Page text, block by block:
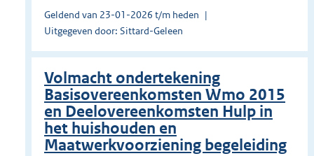
Geldend van 23-01-2026 t/m heden
Uitgegeven door: Sittard-Geleen
Volmacht ondertekening
Basisovereenkomsten Wmo 2015
en Deelovereenkomsten Hulp in
het huishouden en
Maatwerkvoorziening begeleiding